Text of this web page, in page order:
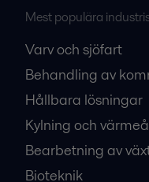
Mest populära
Varv och sjöfart
Behandling av
Hållbara lösningar
Kylning och
Bearbetning av
Bioteknik